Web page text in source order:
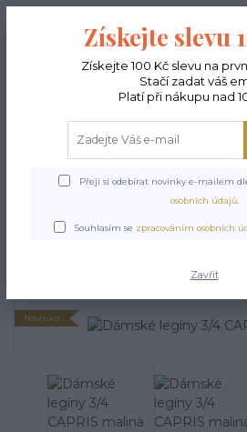
Po - Pá 9-15:00
Úvod NOVINKY Dámské legíny
Dámské legíny
Novinka
Získejte slevu
Získejte 100 Kč slevu na
Stačí zadat váš
Platí při nákupu nad
Přeji si odebírat novinky e-mailem
osobních údajů.
Souhlasím se zpracováním osobních
Zavřít